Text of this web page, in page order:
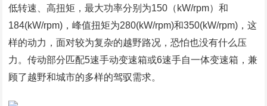
低转速、高扭矩，最大功率分别为150（kW/rpm）和
184(kW/rpm)，峰值扭矩为280(kW/rpm)和350(kW/rpm)，这
样的动力，面对较为复杂的越野路况，恐怕也没有什么压
力。传动部分匹配5速手动变速箱或6速手自一体变速箱，兼
顾了越野和城市的多样的驾驭需求。